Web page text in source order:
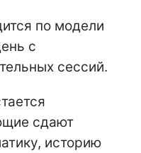
по модели
с
сессий.
сдают
историю